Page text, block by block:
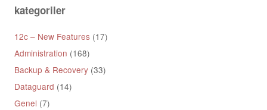
kategoriler
12c – New Features(17)
Administration (168)
Backup & Recovery(33)
Dataguard (14)
Genel (7)